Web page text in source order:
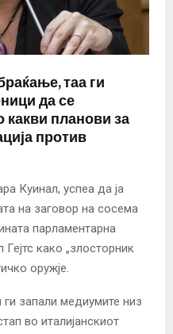
таа ги
да се
какви планови за
против
Куинал, успеа да ја
на заговор на сосема
парламентарна
како „злосторник
оружје.
запали медиумите низ
во италијанскиот